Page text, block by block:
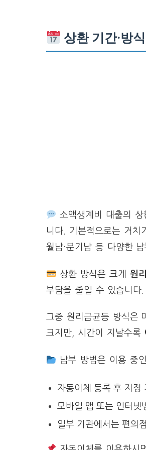
상환 기간·방
소액생계비 대출의
니다. 기본적으로는 거치
월납·분기납 등 다양한
상환 방식은 크게 원
부담을 줄일 수 있습니다.
그중 원리금균등 방식은
크지만, 시간이 지날수록
납부 방법은 이용 중
자동이체 등록 후 지정
모바일 앱 또는 인터넷
일부 기관에서는 편의